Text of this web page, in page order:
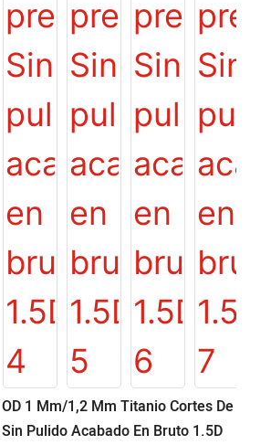
1 Mm/1,2 Mm Titanio Cortes De
Pulido Acabado En Bruto 1.5D